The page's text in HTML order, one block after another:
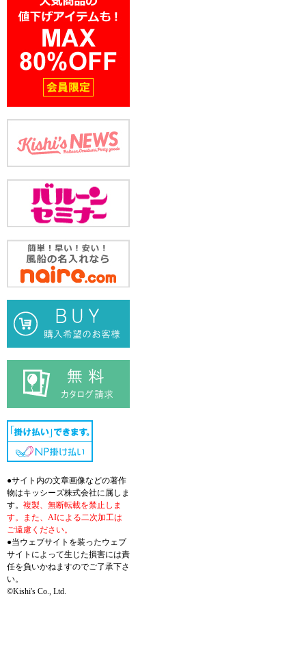
●サイト内の文章画像などの著作
物はキッシーズ株式会社に属しま
す。 複製、無断転載を禁止しま
す。また、AIによる二次加工は
ご遠慮ください。
●当ウェブサイトを装ったウェブ
サイトによって生じた損害には責
任を負いかねますのでご了承下さ
い。
©Kishi's Co., Ltd.